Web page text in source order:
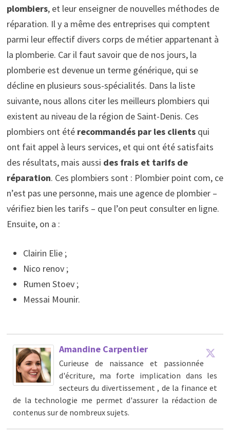
plombiers, et leur enseigner de nouvelles méthodes de
réparation. Il y a même des entreprises qui comptent
parmi leur effectif divers corps de métier appartenant à
la plomberie. Car il faut savoir que de nos jours, la
plomberie est devenue un terme générique, qui se
décline en plusieurs sous-spécialités. Dans la liste
suivante, nous allons citer les meilleurs plombiers qui
existent au niveau de la région de Saint-Denis. Ces
plombiers ont été recommandés par les clientsqui
ont fait appel à leurs services, et qui ont été satisfaits
des résultats, mais aussi des frais et tarifs de
réparation. Ces plombiers sont : Plombier point com, ce
n’est pas une personne, mais une agence de plombier –
vérifiez bien les tarifs – que l’on peut consulter en ligne.
Ensuite, on a :
Clairin Elie ;
Nico renov ;
Rumen Stoev ;
Messai Mounir.
Amandine Carpentier
Curieuse de naissance et passionnée
d'écriture, ma forte implication dans les
secteurs du divertissement , de la finance et
de la technologie me permet d'assurer la rédaction de
contenus sur de nombreux sujets.